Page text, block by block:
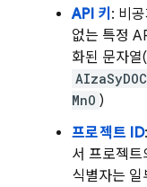
API 키 : 비
없는 특정
화된 문자열
MnO )
프로젝트 ID
서 프로젝트
식별자는